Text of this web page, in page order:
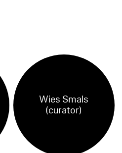
Wies Smals
(curator)